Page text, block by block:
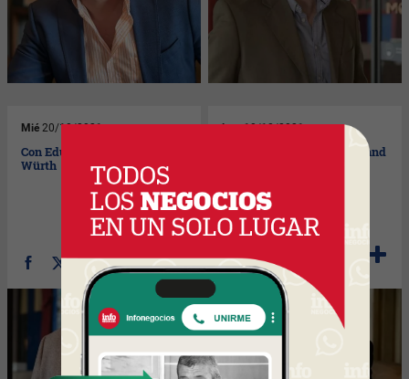
Mié 20/10/2021
Con Eduardo Bisio, CEO de
Würth
Lun18/10/2021
Con Gerardo Fresia, Sales and